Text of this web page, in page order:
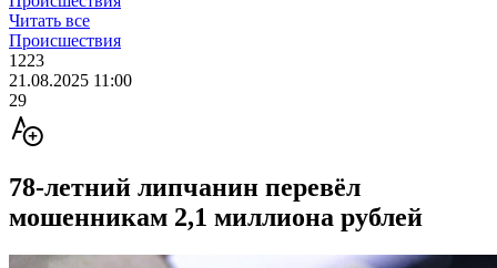
Читать все
Происшествия
1223
21.08.2025 11:00
29
78-летний липчанин перевёл
мошенникам 2,1 миллиона рублей